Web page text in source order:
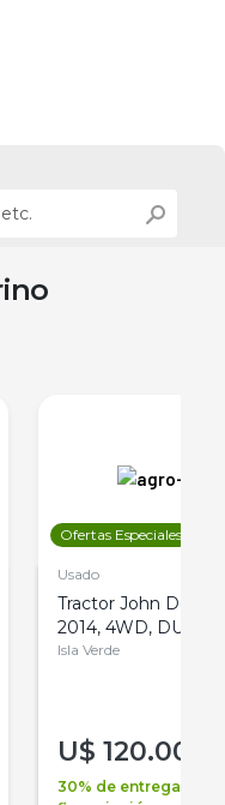
Ofertas Especiales
Usado
Tractor John Deere
2014, 4WD, DUAL
Isla Verde
U$ 120.000
30% de entrega +